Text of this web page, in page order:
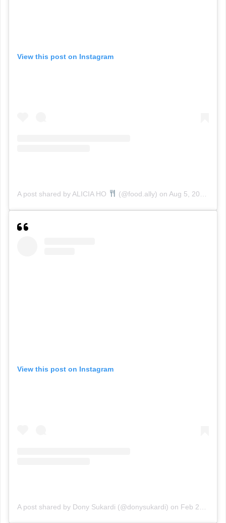
View this post on Instagram
A post shared by ALICIA HO (@food.ally) on Aug 5, 2017 at 9:05pm PDT
View this post on Instagram
A post shared by Dony Sukardi (@donysukardi) on Feb 25, 2019 at 4:14am PST